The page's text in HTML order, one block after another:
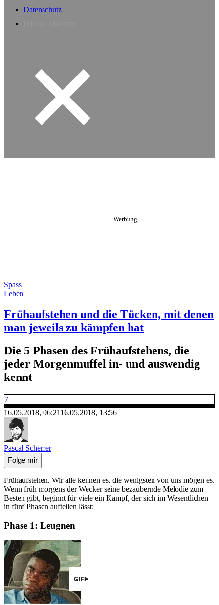
Datenschutz
Spass
Leben
Frühaufstehen und die Tücken, mit denen
man jeweils zu kämpfen hat
Die 5 Phasen des Frühaufstehens, die
jeder Morgenmuffel in- und auswendig
kennt
7
16.05.2018, 06:2116.05.2018, 13:56
Pascal Scherrer
Folge mir
Frühaufstehen. Wir alle kennen es, die wenigsten von uns mögen es.
Wenn früh morgens der Wecker seine bezaubernde Melodie zum
Besten gibt, beginnt für viele ein Kampf, der sich im Wesentlichen
in fünf Phasen aufteilen lässt:
Phase 1: Leugnen